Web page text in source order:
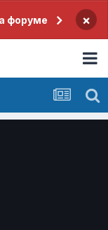
форуме ×